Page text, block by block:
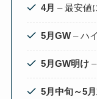
4月 – 最安値
5月GW– ハ
5月GW明け–
5月中旬～5